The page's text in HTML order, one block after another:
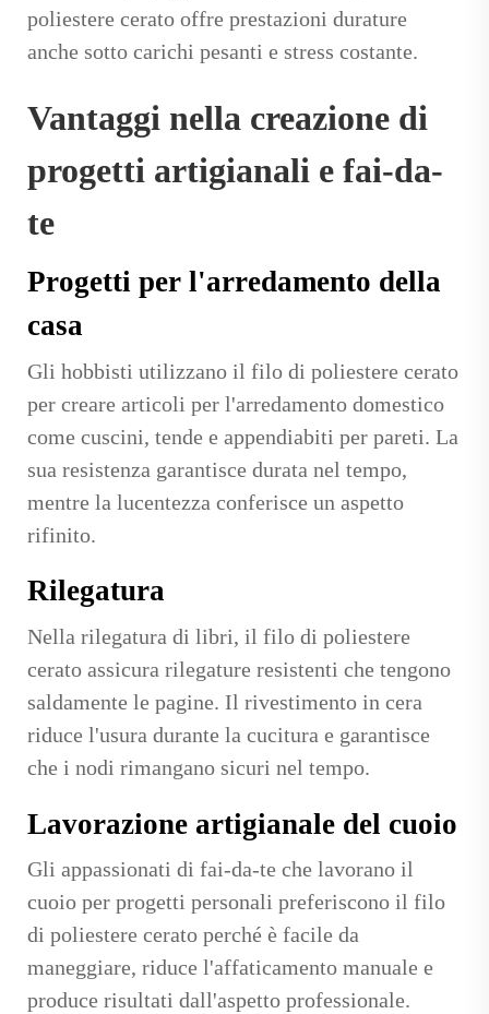
poliestere cerato offre prestazioni durature
anche sotto carichi pesanti e stress costante.
Vantaggi nella creazione di
progetti artigianali e fai-da-
te
Progetti per l'arredamento della
casa
Gli hobbisti utilizzano il filo di poliestere cerato
per creare articoli per l'arredamento domestico
come cuscini, tende e appendiabiti per pareti. La
sua resistenza garantisce durata nel tempo,
mentre la lucentezza conferisce un aspetto
rifinito.
Rilegatura
Nella rilegatura di libri, il filo di poliestere
cerato assicura rilegature resistenti che tengono
saldamente le pagine. Il rivestimento in cera
riduce l'usura durante la cucitura e garantisce
che i nodi rimangano sicuri nel tempo.
Lavorazione artigianale del cuoio
Gli appassionati di fai-da-te che lavorano il
cuoio per progetti personali preferiscono il filo
di poliestere cerato perché è facile da
maneggiare, riduce l'affaticamento manuale e
produce risultati dall'aspetto professionale.